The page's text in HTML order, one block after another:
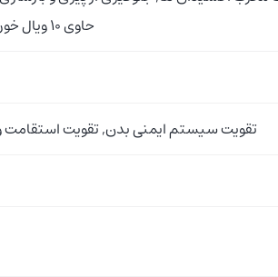
حاوی 10 ویال خوراکی 15 میلی لیتری, حاوی رویال ژلی طبیعی و عصاره گل ها
تقویت سیستم ایمنی بدن, تقویت